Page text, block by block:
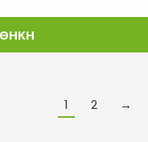
1 2 →